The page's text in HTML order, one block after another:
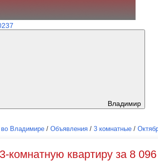
Владимир
Владимире / Объявления / 3 комнатные /
комнатную квартиру за 8